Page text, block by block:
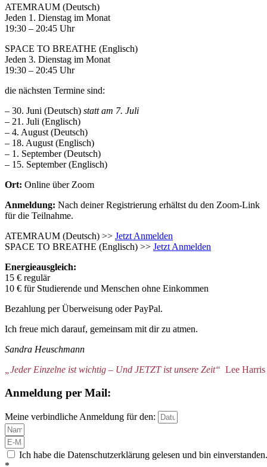
ATEMRAUM (Deutsch)
Jeden 1. Dienstag im Monat
19:30 – 20:45 Uhr
SPACE TO BREATHE (Englisch)
Jeden 3. Dienstag im Monat
19:30 – 20:45 Uhr
die nächsten Termine sind:
– 30. Juni (Deutsch) statt am 7. Juli
– 21. Juli (Englisch)
– 4. August (Deutsch)
– 18. August (Englisch)
– 1. September (Deutsch)
– 15. September (Englisch)
Ort: Online über Zoom
Anmeldung: Nach deiner Registrierung erhältst du den Zoom-Link
für die Teilnahme.
ATEMRAUM (Deutsch) >> Jetzt Anmelden
SPACE TO BREATHE (Englisch) >> Jetzt Anmelden
Energieausgleich:
15 € regulär
10 € für Studierende und Menschen ohne Einkommen
Bezahlung per Überweisung oder PayPal.
Ich freue mich darauf, gemeinsam mit dir zu atmen.
Sandra Heuschmann
„Jeder Einzelne ist wichtig – Und JETZT ist unsere Zeit“ Lee Harris
Anmeldung per Mail:
Meine verbindliche Anmeldung für den:
Ich habe die Datenschutzerklärung gelesen und bin einverstanden.